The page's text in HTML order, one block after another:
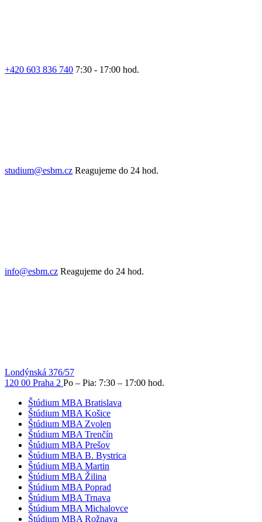
+420 603 836 740 7:30 - 17:00 hod.
studium@esbm.cz Reagujeme do 24 hod.
info@esbm.cz Reagujeme do 24 hod.
Londýnská 376/57
120 00 Praha 2 Po – Pia: 7:30 – 17:00 hod.
Štúdium MBA Bratislava
Štúdium MBA Košice
Štúdium MBA Zvolen
Štúdium MBA Trenčín
Štúdium MBA Prešov
Štúdium MBA B. Bystrica
Štúdium MBA Martin
Štúdium MBA Žilina
Štúdium MBA Poprad
Štúdium MBA Trnava
Štúdium MBA Michalovce
Štúdium MBA Rožnava